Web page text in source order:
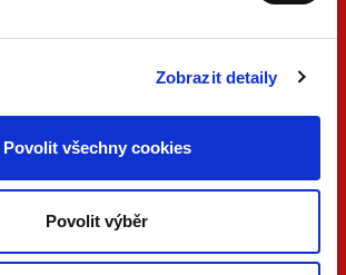
Zobrazit detaily
Povolit všechny cookies
Povolit výběr
PDF
VERZE
NÁS